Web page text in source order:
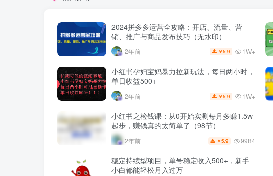
2024拼多多运营全攻略：开店、流量、营
销、推广与商品发布技巧（无水印）
2年前 ￥5.9 1W+
小红书孕妇宝妈暴力拉新玩法，每日两小时，
单日收益500+
2年前 ￥5.9 1W+
小红书之检钱课：从0开始实测每月多赚1.5w
起步，赚钱真的太简单了（98节）
2年前 ￥5.9 9984
稳定持续型项目，单号稳定收入500+，新手
小白都能轻松月入过万